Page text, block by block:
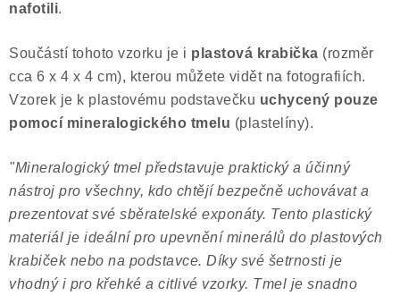
nafotili.
Součástí tohoto vzorku je i plastová krabička (rozměr
cca 6 x 4 x 4 cm), kterou můžete vidět na fotografiích.
Vzorek je k plastovému podstavečku uchycený pouze
pomocí mineralogického tmelu (plastelíny).
"Mineralogický tmel představuje praktický a účinný
nástroj pro všechny, kdo chtějí bezpečně uchovávat a
prezentovat své sběratelské exponáty. Tento plastický
materiál je ideální pro upevnění minerálů do plastových
krabiček nebo na podstavce. Díky své šetrnosti je
vhodný i pro křehké a citlivé vzorky. Tmel je snadno